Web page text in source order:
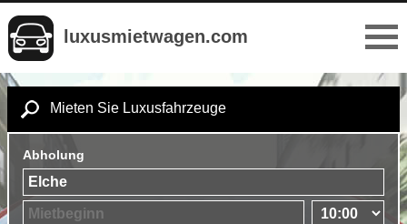
luxusmietwagen.com
Mieten Sie Luxusfahrzeuge
Abholung